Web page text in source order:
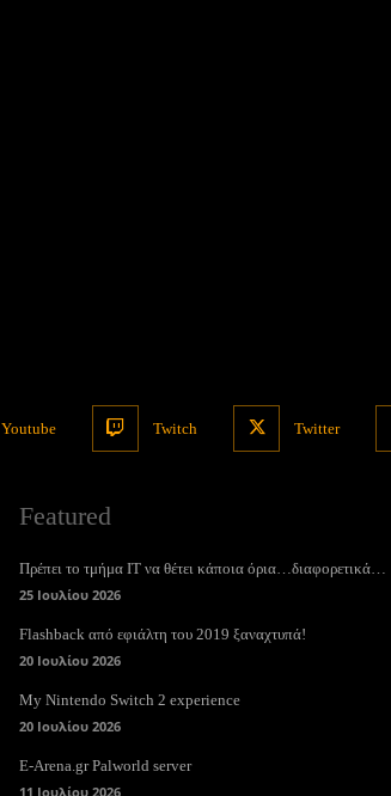
Youtube Twitch Twitter
Featured
Πρέπει το τμήμα ΙΤ να θέτει κάποια όρια…διαφορετικά…
25 Ιουλίου 2026
Flashback από εφιάλτη του 2019 ξαναχτυπά!
20 Ιουλίου 2026
My Nintendo Switch 2 experience
20 Ιουλίου 2026
E-Arena.gr Palworld server
11 Ιουλίου 2026